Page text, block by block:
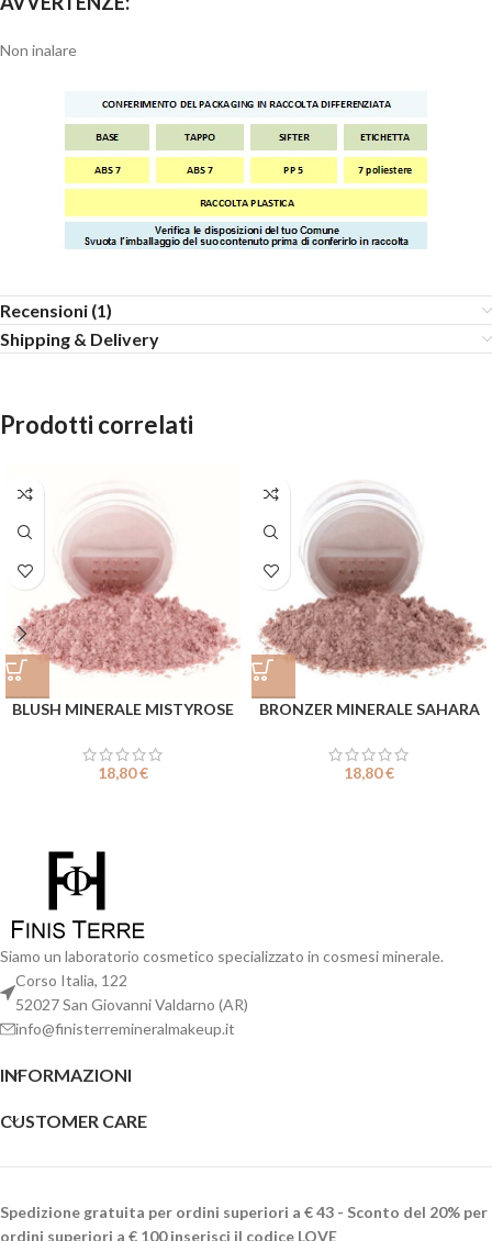
Non inalare
Recensioni (1)
Shipping & Delivery
Prodotti correlati
BLUSH MINERALE MISTYROSE
18,80€
BRONZER MINERALE SAHARA
18,80€
Siamo un laboratorio cosmetico specializzato in cosmesi minerale.
Corso Italia, 122
52027 San Giovanni Valdarno (AR)
info@finisterremineralmakeup.it
INFORMAZIONI
CUSTOMER CARE
Spedizione gratuita per ordini superiori a € 43 - Sconto del 20% per
ordini superiori a € 100 inserisci il codice LOVE